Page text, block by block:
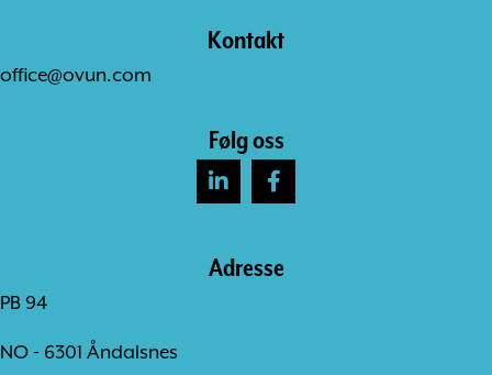
Kontakt
office@ovun.com
Følg oss
Adresse
PB 94
NO - 6301 Åndalsnes